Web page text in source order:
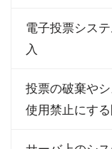
電子投票シス
入
投票の破棄や
使用禁止にす